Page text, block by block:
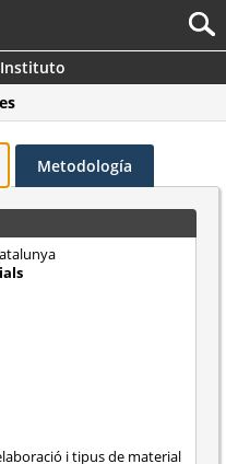
Instituto
Metodología
i tipus de material